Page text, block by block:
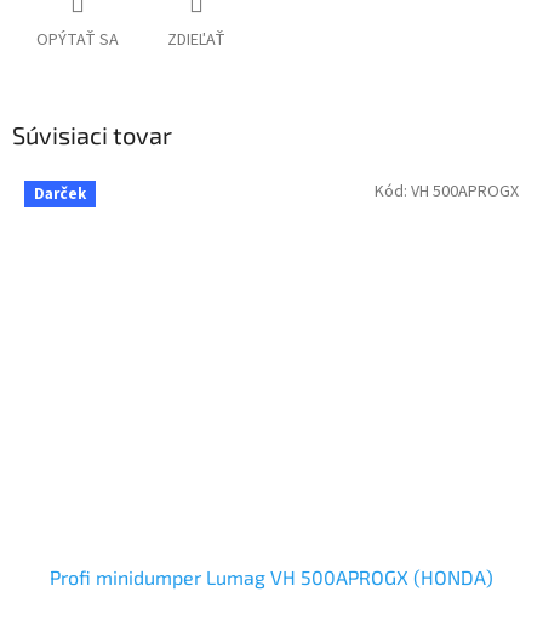
OPÝTAŤ SA ZDIEĽAŤ
Súvisiaci tovar
Darček
Profi minidumper Lumag VH 500APROGX (HONDA)
Kód: VH 500APROGX